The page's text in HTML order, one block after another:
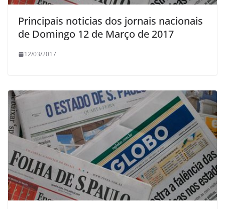
Principais noticias dos jornais nacionais
de Domingo 12 de Março de 2017
12/03/2017